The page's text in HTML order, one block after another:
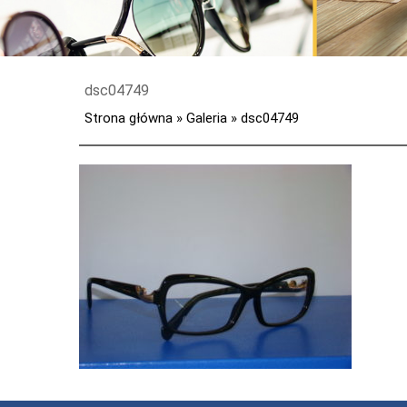
dsc04749
Strona główna » Galeria » dsc04749